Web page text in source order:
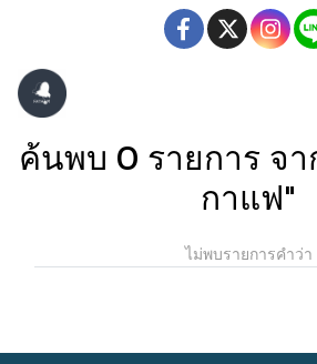
ค้นพบ 0 รายการ จ
กาแฟ"
ไม่พบรายการคำว่า